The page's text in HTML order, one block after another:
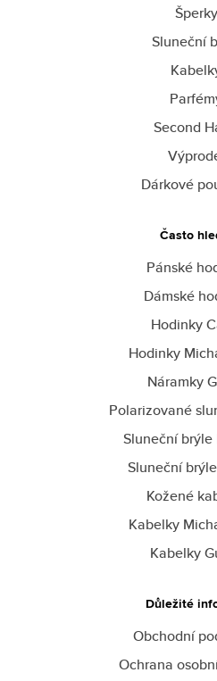
Šperky
Sluneční
Second
Dárkové
Často
Pánské
Dámské
Hodinky
Hodinky
Náramky
Polarizované
Sluneční brýle
Sluneční
Kožené
Kabelky
Kabelky
Důležité
Obchodní
Ochrana